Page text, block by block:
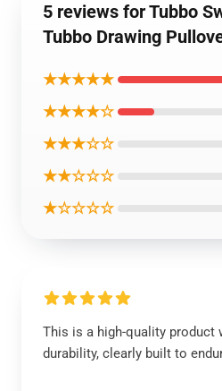
5 reviews for Tubbo
Tubbo Drawing
★★★★★
★★★★☆
★★★☆☆
★★☆☆☆
★☆☆☆☆
This is a high-quality product
durability, clearly built to